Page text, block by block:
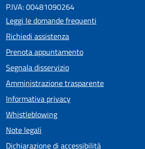
P.IVA: 00481090264
Leggi le domande frequenti
Richiedi assistenza
Prenota appuntamento
Segnala disservizio
Amministrazione trasparente
Informativa privacy
Whistleblowing
Note legali
Dichiarazione di accessibilità